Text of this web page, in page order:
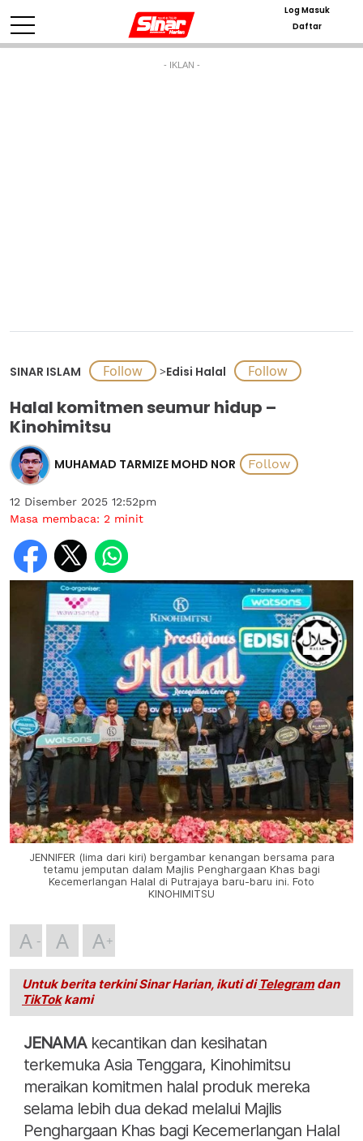
Log Masuk
Daftar
- IKLAN -
SINAR ISLAM >Edisi Halal
Halal komitmen seumur hidup –
Kinohimitsu
MUHAMAD TARMIZE MOHD NOR
12 Disember 2025 12:52pm
Masa membaca: 2 minit
JENNIFER (lima dari kiri) bergambar kenangan bersama para
tetamu jemputan dalam Majlis Penghargaan Khas bagi
Kecemerlangan Halal di Putrajaya baru-baru ini. Foto
KINOHIMITSU
A A A
Untuk berita terkini Sinar Harian, ikuti di Telegramdan
TikTokkami
JENAMAkecantikan dan kesihatan
terkemuka Asia Tenggara, Kinohimitsu
meraikan komitmen halal produk mereka
selama lebih dua dekad melalui Majlis
Penghargaan Khas bagi Kecemerlangan Halal